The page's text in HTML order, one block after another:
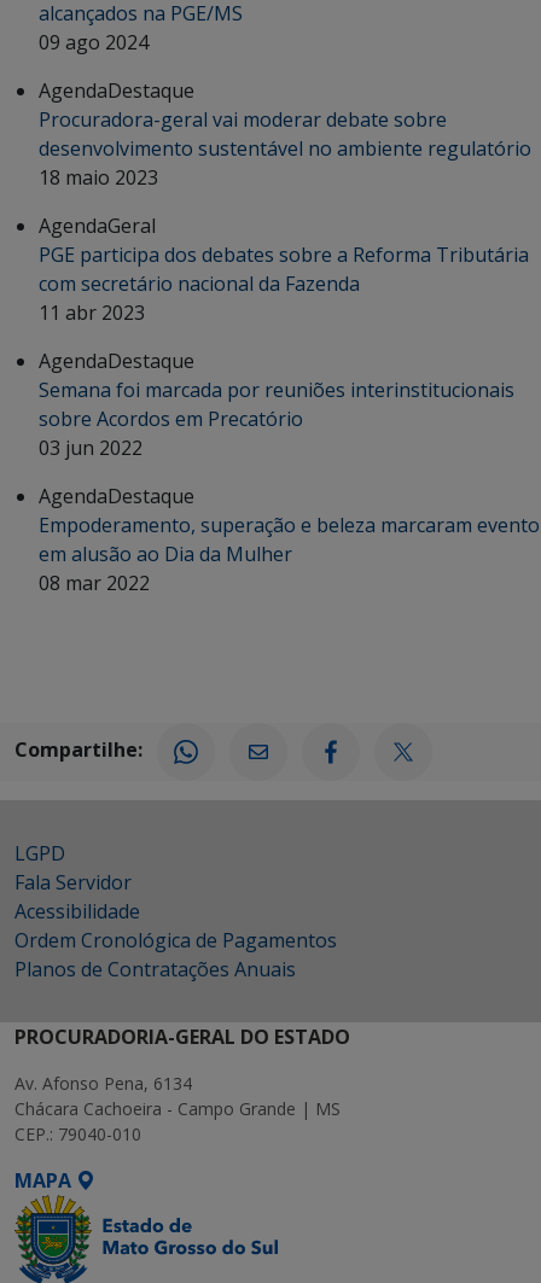
alcançados na PGE/MS
09 ago 2024
AgendaDestaque
Procuradora-geral vai moderar debate sobre
desenvolvimento sustentável no ambiente regulatório
18 maio 2023
AgendaGeral
PGE participa dos debates sobre a Reforma Tributária
com secretário nacional da Fazenda
11 abr 2023
AgendaDestaque
Semana foi marcada por reuniões interinstitucionais
sobre Acordos em Precatório
03 jun 2022
AgendaDestaque
Empoderamento, superação e beleza marcaram evento
em alusão ao Dia da Mulher
08 mar 2022
Compartilhe:
LGPD
Fala Servidor
Acessibilidade
Ordem Cronológica de Pagamentos
Planos de Contratações Anuais
PROCURADORIA-GERAL DO ESTADO
Av. Afonso Pena, 6134
Chácara Cachoeira - Campo Grande | MS
CEP.: 79040-010
MAPA